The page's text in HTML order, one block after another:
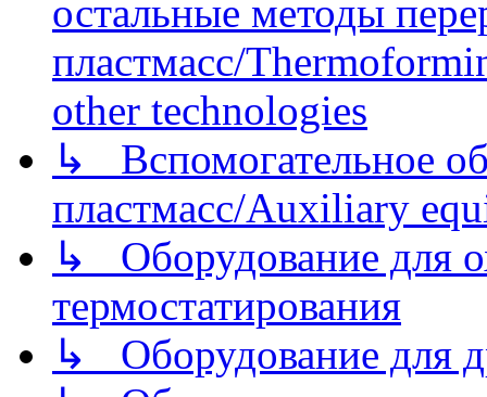
остальные методы
пластмасс/
other technologies
↳ Вспомогательное
пластмасс/Auxiliary
↳ Оборудование для
термостатирования
↳ Оборудование для